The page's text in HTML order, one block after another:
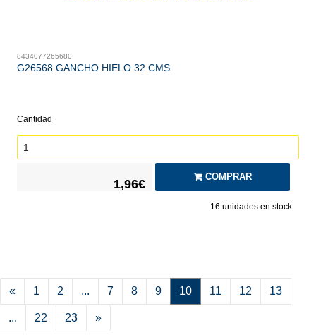
8434077265680
G26568 GANCHO HIELO 32 CMS
Cantidad
1,96€
COMPRAR
16 unidades en stock
« 1 2 ... 7 8 9 10 11 12 13
... 22 23 »